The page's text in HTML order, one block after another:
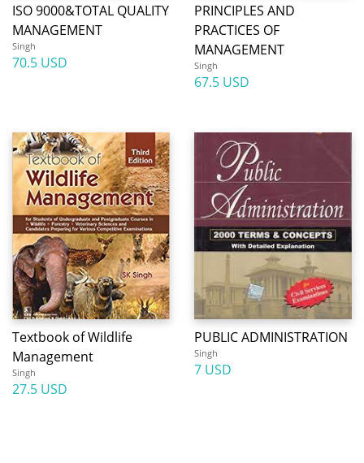
ISO 9000&TOTAL QUALITY
MANAGEMENT
Singh
70.5 USD
PRINCIPLES AND
PRACTICES OF
MANAGEMENT
Singh
67.5 USD
Textbook of Wildlife
Management
Singh
27.5 USD
PUBLIC ADMINISTRATION
Singh
7 USD